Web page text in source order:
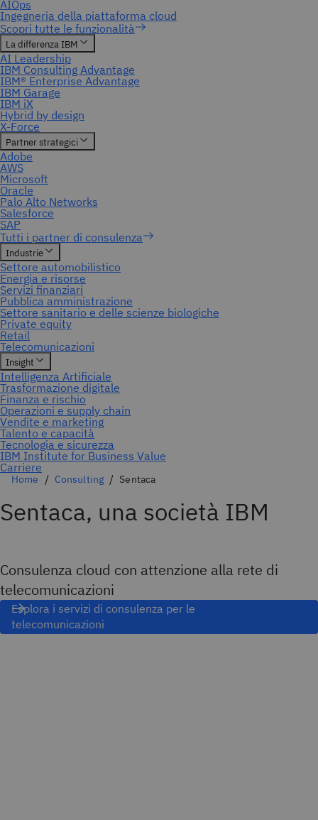
Home Consulting Sentaca
Sentaca, una società IBM
Consulenza cloud con attenzione alla rete di
telecomunicazioni
Esplora i servizi di consulenza per le
telecomunicazioni